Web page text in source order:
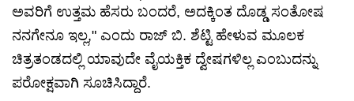
ಅವರಿಗೆ ಉತ್ತಮ ಹೆಸರು ಬಂದರೆ, ಅದಕ್ಕಿಂತ ದೊಡ್ಡ ಸಂತೋಷ
ನನಗೇನೂ ಇಲ್ಲ," ಎಂದು ರಾಜ್ ಬಿ. ಶೆಟ್ಟಿ ಹೇಳುವ ಮೂಲಕ
ಚಿತ್ರತಂಡದಲ್ಲಿ ಯಾವುದೇ ವೈಯಕ್ತಿಕ ದ್ವೇಷಗಳಿಲ್ಲ ಎಂಬುದನ್ನು
ಪರೋಕ್ಷವಾಗಿ ಸೂಚಿಸಿದ್ದಾರೆ.